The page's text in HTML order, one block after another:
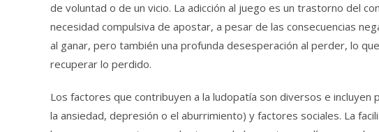
de voluntad o de un vicio. La adicción al juego es un trastorno del
necesidad compulsiva de apostar, a pesar de las consecuencias
al ganar, pero también una profunda desesperación al perder, lo
recuperar lo perdido.
Los factores que contribuyen a la ludopatía son diversos e
la ansiedad, depresión o el aburrimiento) y factores sociales. La